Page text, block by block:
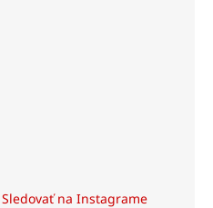
Sledovať na Instagrame